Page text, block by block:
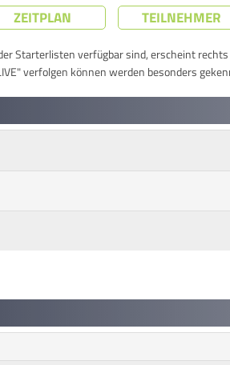
ZEITPLAN TEILNEHMER
Starterlisten verfügbar sind, erscheint
verfolgen können werden besonders